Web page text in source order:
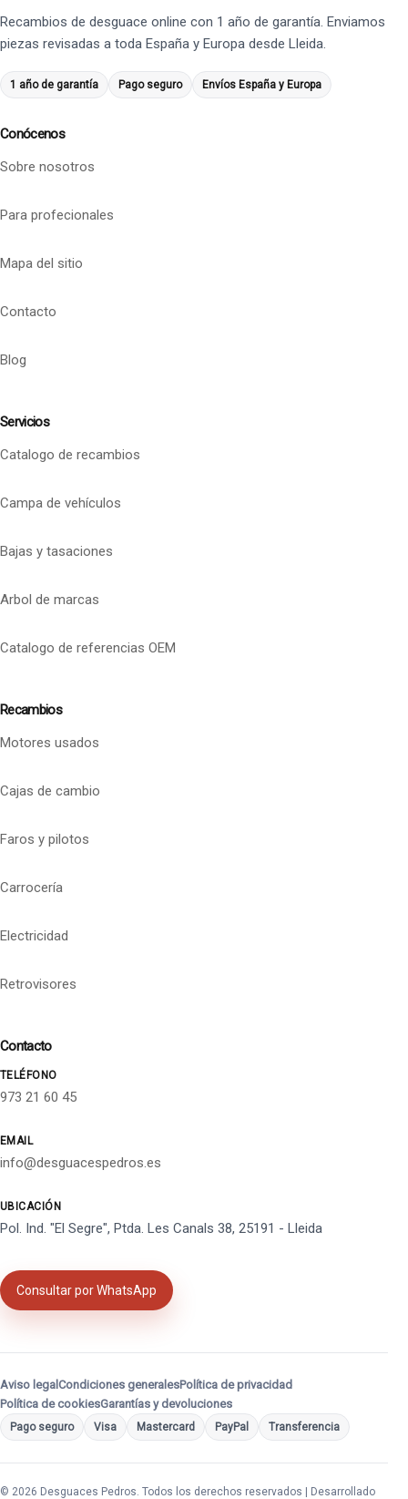
Recambios de desguace online con 1 año de garantía. Enviamos
piezas revisadas a toda España y Europa desde Lleida.
1 año de garantía Pago seguro Envíos España y Europa
Conócenos
Sobre nosotros
Para profecionales
Mapa del sitio
Contacto
Blog
Servicios
Catalogo de recambios
Campa de vehículos
Bajas y tasaciones
Arbol de marcas
Catalogo de referencias OEM
Recambios
Motores usados
Cajas de cambio
Faros y pilotos
Carrocería
Electricidad
Retrovisores
Contacto
TELÉFONO
973 21 60 45
EMAIL
info@desguacespedros.es
UBICACIÓN
Pol. Ind. "El Segre", Ptda. Les Canals 38, 25191 - Lleida
Consultar por WhatsApp
Aviso legal Condiciones generalesPolítica de privacidad
Política de cookiesGarantías y devoluciones
Pago seguro Visa Mastercard PayPal Transferencia
© 2026 Desguaces Pedros. Todos los derechos reservados | Desarrollado